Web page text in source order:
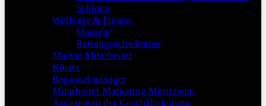
Schloen
Wellness & Fitness
Masseur
Rettungsschwimmer
Marina Mitarbeiter
Küster
Regionalmanager
Mitarbeiter Marketing Müritzeum
Assistenten der Geschäftsleitung